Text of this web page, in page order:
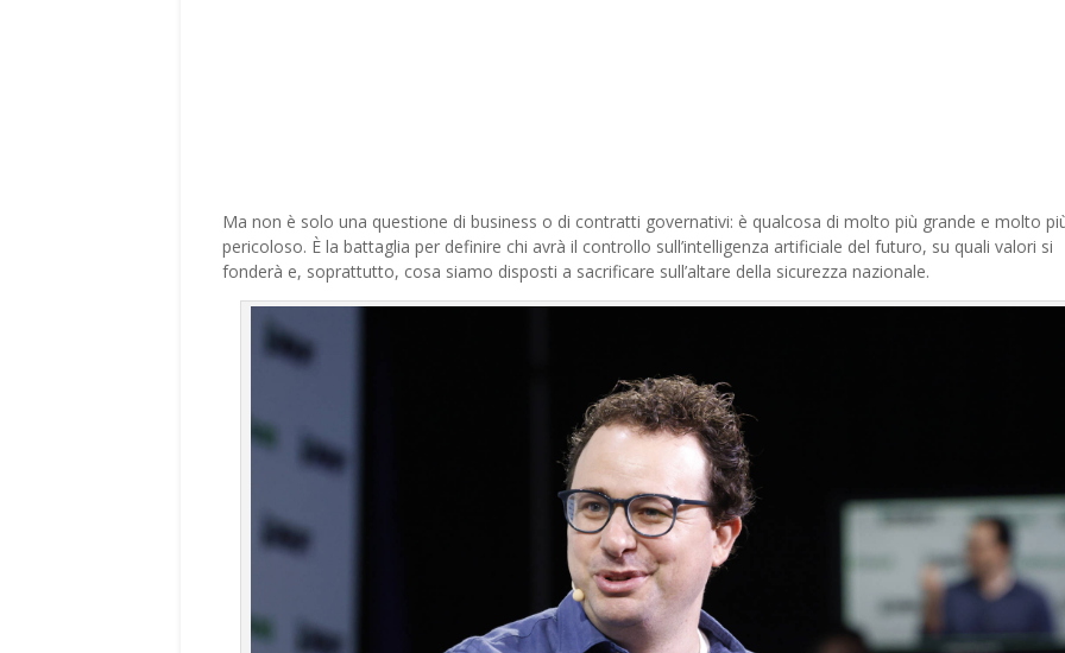
Ma non è solo una questione di business o di contratti governativi: è qualcosa di molto più grande e molto
pericoloso. È la battaglia per definire chi avrà il controllo sull’intelligenza artificiale del futuro, su quali valori si
fonderà e, soprattutto, cosa siamo disposti a sacrificare sull’altare della sicurezza nazionale.